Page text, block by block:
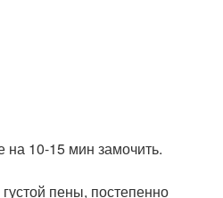
10-15 мин замочить.
пены, постепенно